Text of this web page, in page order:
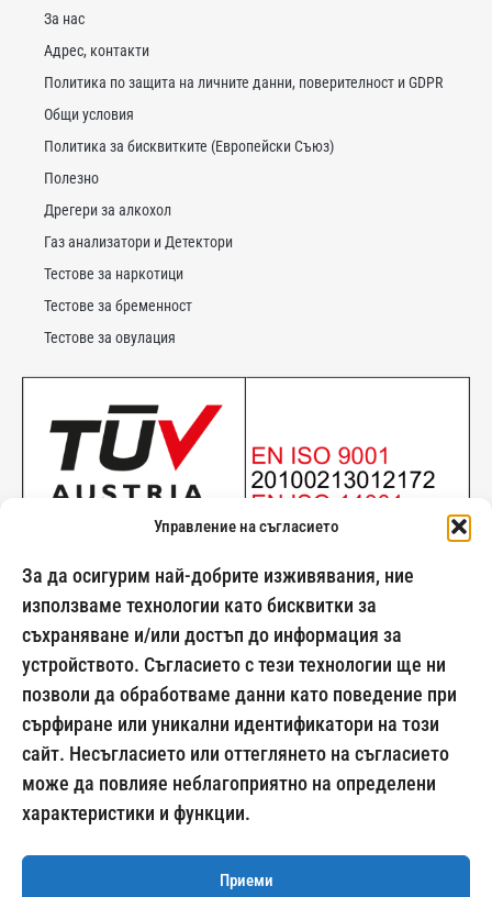
Управление на съгласието
За да осигурим най-добрите изживявания, ние
използваме технологии като бисквитки за
съхраняване и/или достъп до информация за
устройството. Съгласието с тези технологии ще ни
позволи да обработваме данни като поведение при
сърфиране или уникални идентификатори на този
сайт. Несъгласието или оттеглянето на съгласието
може да повлияе неблагоприятно на определени
характеристики и функции.
Приеми
За нас
Адрес, контакти
Политика по защита на личните данни, поверителност и GDPR
Общи условия
Политика за бисквитките (Европейски Съюз)
Полезно
Дрегери за алкохол
Газ анализатори и Детектори
Тестове за наркотици
Тестове за бременност
Тестове за овулация
024500269
Начини на плащане: